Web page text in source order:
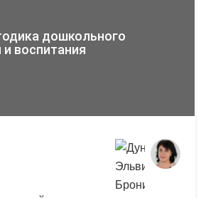
дошкольного
воспитания